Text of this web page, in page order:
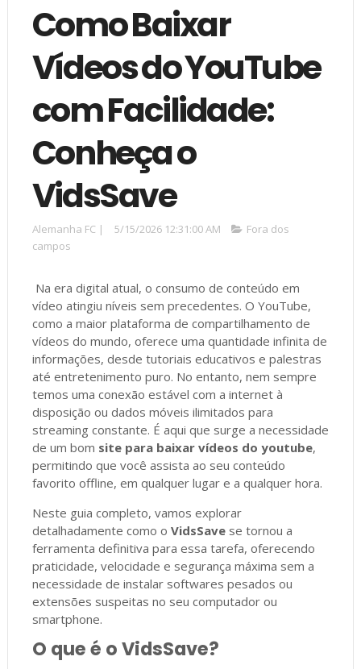
Como Baixar
Vídeos do YouTube
com Facilidade:
Conheça o
VidsSave
Alemanha FC | 5/15/2026 12:31:00 AM
Fora dos
campos
Na era digital atual, o consumo de conteúdo em
vídeo atingiu níveis sem precedentes. O YouTube,
como a maior plataforma de compartilhamento de
vídeos do mundo, oferece uma quantidade infinita de
informações, desde tutoriais educativos e palestras
até entretenimento puro. No entanto, nem sempre
temos uma conexão estável com a internet à
disposição ou dados móveis ilimitados para
streaming constante. É aqui que surge a necessidade
de um bom site para baixar vídeos do youtube,
permitindo que você assista ao seu conteúdo
favorito offline, em qualquer lugar e a qualquer hora.
Neste guia completo, vamos explorar
detalhadamente como o VidsSavese tornou a
ferramenta definitiva para essa tarefa, oferecendo
praticidade, velocidade e segurança máxima sem a
necessidade de instalar softwares pesados ou
extensões suspeitas no seu computador ou
smartphone.
O que é o VidsSave?